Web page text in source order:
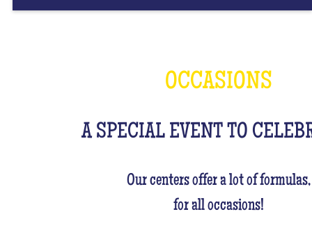
OCCASIONS
A SPECIAL EVENT TO
Our centers offer a lot of formulas,
for all occasions!